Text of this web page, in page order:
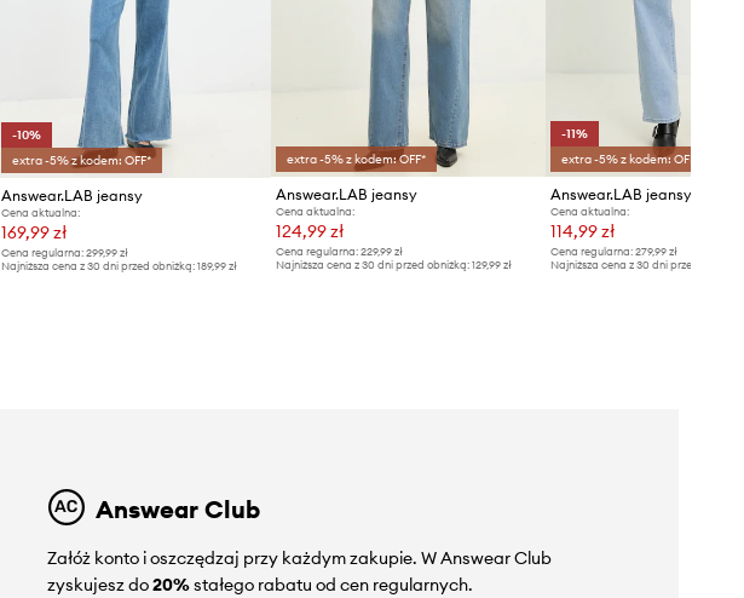
-10%
extra -5% z kodem: OFF*
Answear.LAB jeansy
Cena aktualna:
169,99 zł
Cena regularna: 299,99 zł
Najniższa cena z 30 dni przed obniżką: 189,99 zł
extra -5% z kodem: OFF*
Answear.LAB jeansy
Cena aktualna:
124,99 zł
Cena regularna:229,99 zł
Najniższa cena z 30 dni przed obniżką:129,99 zł
-11%
extra -5% z kodem: OFF*
Answear.LAB jeansy
Cena aktualna:
114,99 zł
Cena regularna: 279,99 zł
Najniższa cena z 30 dni przed obniżką:
Answear Club
Załóż konto i oszczędzaj przy każdym zakupie. W Answear Club
zyskujesz do20%stałego rabatu od cen regularnych.